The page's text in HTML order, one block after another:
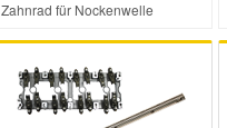
Zahnrad für Nockenwelle